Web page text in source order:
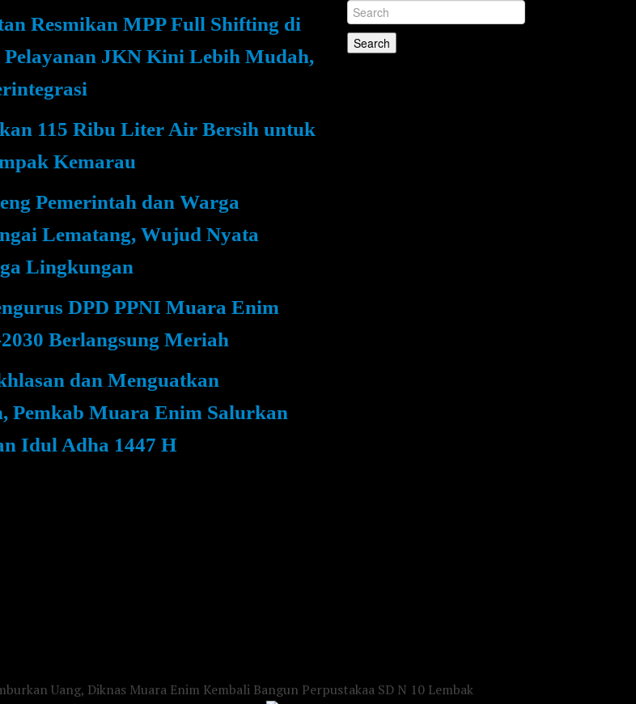
Resmikan MPP Full Shifting di
JKN Kini Lebih Mudah,
115 Ribu Liter Air Bersih untuk
Kemarau
Pemerintah dan Warga
Lematang, Wujud Nyata
Lingkungan
DPD PPNI Muara Enim
Berlangsung Meriah
dan Menguatkan
Pemkab Muara Enim Salurkan
Idul Adha 1447 H
Uang, Diknas Muara Enim Kembali Bangun Perpustakaa SD N 10 Lembak